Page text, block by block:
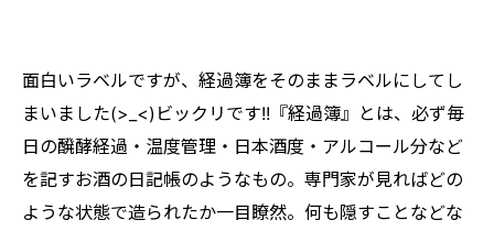
面白いラベルですが、経過簿をそのままラベルにしてし
まいました(>_<)ビックリです!!『経過簿』とは、必ず毎
日の醗酵経過・温度管理・日本酒度・アルコール分など
を記すお酒の日記帳のようなもの。専門家が見ればどの
ような状態で造られたか一目瞭然。何も隠すことなどな